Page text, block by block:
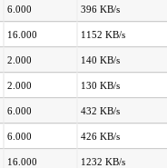
6.000 396 KB/s
16.000 1152 KB/s
2.000 140 KB/s
2.000 130 KB/s
6.000 432 KB/s
6.000 426 KB/s
16.000 1232 KB/s